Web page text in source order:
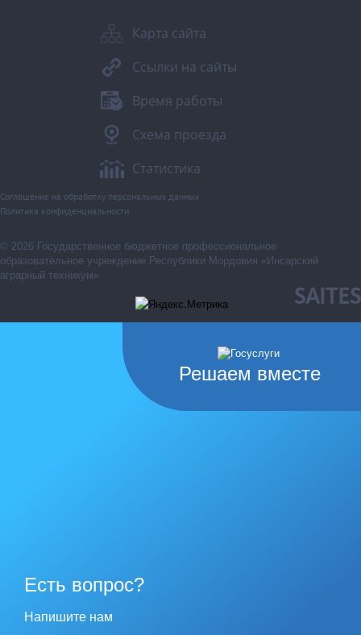
Карта сайта
Ссылки на сайты
Время работы
Схема проезда
Статистика
Соглашение на обработку персональных данных
Политика конфиденциальности
© 2026 Государственное бюджетное профессиональное
образовательное учреждение Республики Мордовия «Инсарский
аграрный техникум»
SAITES
Решаем вместе
Есть вопрос?
Напишите нам